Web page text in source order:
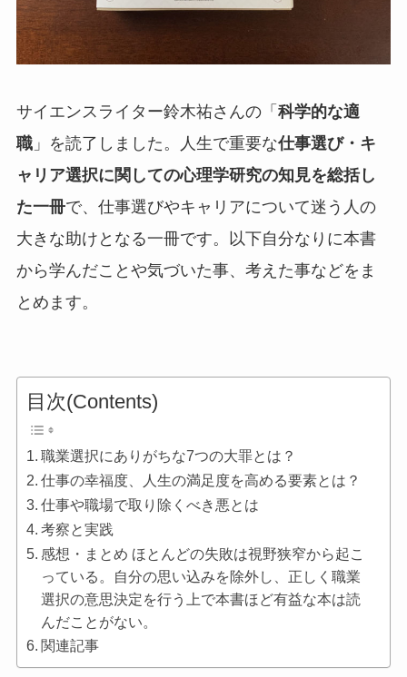
サイエンスライター鈴木祐さんの「 科学的な適
職」を読了しました。人生で重要な仕事選び・キ
ャリア選択に関しての心理学研究の知見を総括し
た一冊で、仕事選びやキャリアについて迷う人の
大きな助けとなる一冊です。以下自分なりに本書
から学んだことや気づいた事、考えた事などをま
とめます。
目次(Contents)
職業選択にありがちな7つの大罪とは？
仕事の幸福度、人生の満足度を高める要素とは？
仕事や職場で取り除くべき悪とは
考察と実践
感想・まとめ ほとんどの失敗は視野狭窄から起こ
っている。自分の思い込みを除外し、正しく職業
選択の意思決定を行う上で本書ほど有益な本は読
んだことがない。
関連記事